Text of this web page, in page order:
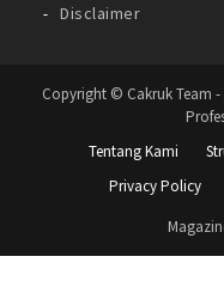
Disclaimer
Copyright © Cakruk Team -
Tentang Kami
Privacy Policy